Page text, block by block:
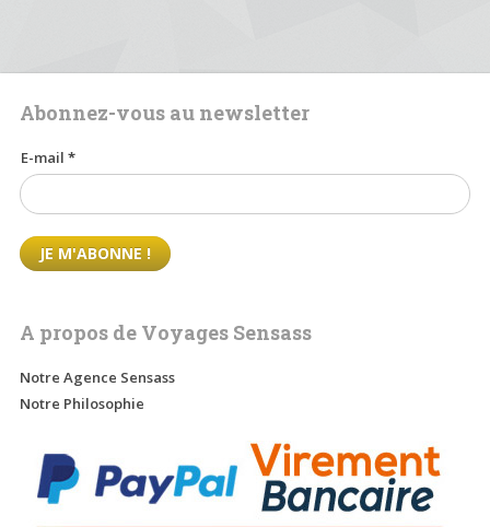
Abonnez-vous au newsletter
E-mail*
A propos de Voyages Sensass
Notre Agence Sensass
Notre Philosophie